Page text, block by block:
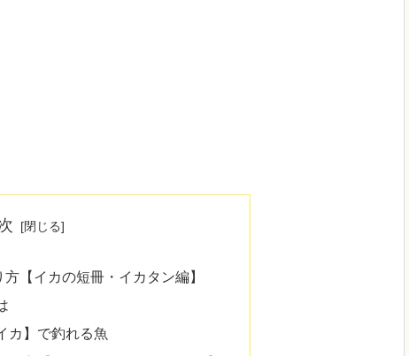
【イカの短冊・イカタン編】
カ】で釣れる魚